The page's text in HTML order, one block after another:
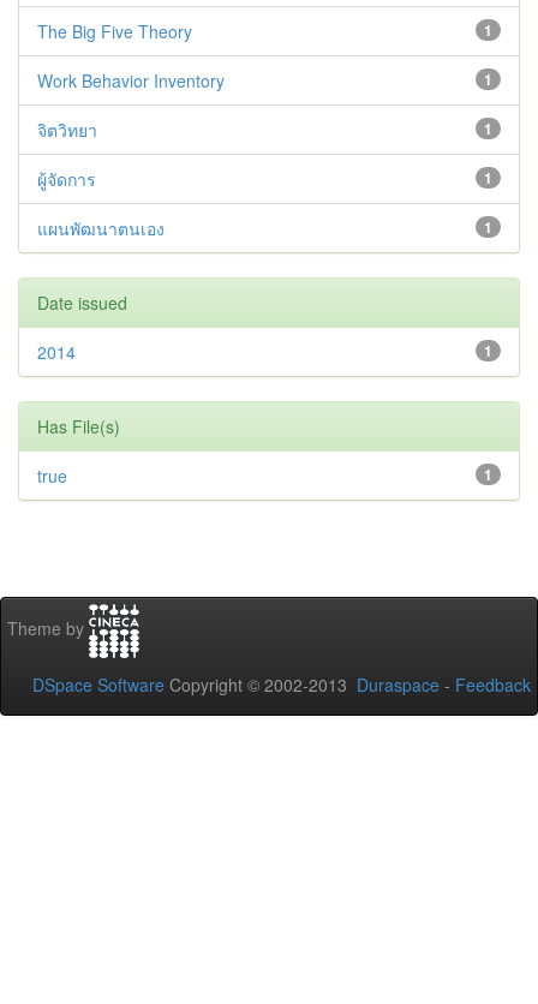
1
The Big Five Theory
1
Work Behavior Inventory
1
จิตวิทยา
1
ผู้จัดการ
1
แผนพัฒนาตนเอง
Date issued
1
2014
Has File(s)
1
true
Theme by
DSpace Software Copyright © 2002-2013 Duraspace - Feedback